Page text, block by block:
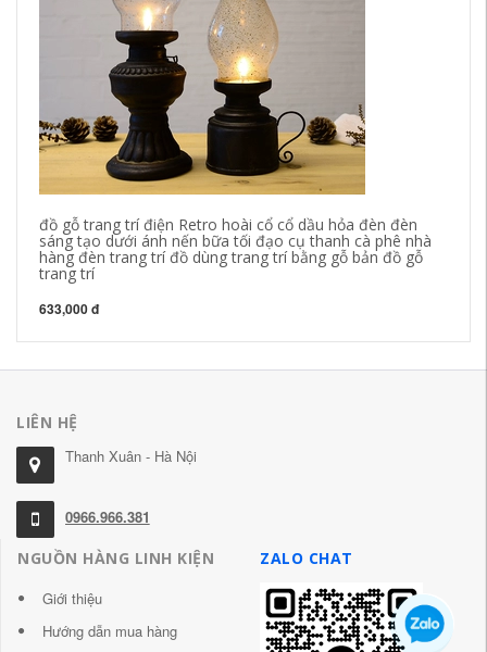
đồ gỗ trang trí điện Retro hoài cổ cổ dầu hỏa đèn đèn
sáng tạo dưới ánh nến bữa tối đạo cụ thanh cà phê nhà
hàng đèn trang trí đồ dùng trang trí bằng gỗ bản đồ gỗ
trang trí
633,000 đ
LIÊN HỆ
Thanh Xuân - Hà Nội
0966.966.381
NGUỒN HÀNG LINH KIỆN
Giới thiệu
Hướng dẫn mua hàng
ZALO CHAT